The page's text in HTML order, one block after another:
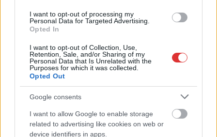
I want to opt-out of processing my
Personal Data for Targeted Advertising.
Opted In
I want to opt-out of Collection, Use,
Retention, Sale, and/or Sharing of my
Personal Data that Is Unrelated with the
Purposes for which it was collected.
Opted Out
Google consents
I want to allow Google to enable storage
related to advertising like cookies on web or
device identifiers in apps.
kihívásokkal néznek szembe a magyar gazdák a növekvő
költségek és a támogatások hiánya miatt.
TOVÁBB OLVASOM
JNSZ megyei hírek dk,Dobrev Klára,Jászapáti
Jászkunsági és az OTP-nél bankol? Akkor
ennek a hírnek nem fog örülni
2024.11.04. Kiss Lajos